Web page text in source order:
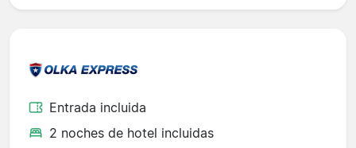
Entrada incluida
2 noches de hotel incluidas